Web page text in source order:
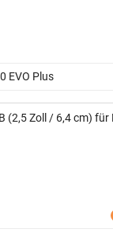
EVO Plus
(2,5 Zoll / 6,4 cm) für